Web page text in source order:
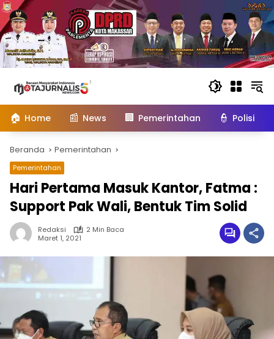
konten
🏠 Home 📰 News 🏢 Pemerintahan 👮 Polisi
Beranda Pemerintahan
Pemerintahan
Hari Pertama Masuk Kantor, Fatma :
Support Pak Wali, Bentuk Tim Solid
Redaksi
2 Min Baca
Maret 1, 2021